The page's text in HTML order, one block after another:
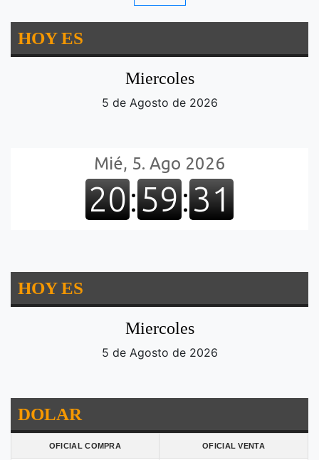
HOY ES
Miercoles
5 de Agosto de 2026
HOY ES
Miercoles
5 de Agosto de 2026
DOLAR
OFICIAL COMPRA OFICIAL VENTA